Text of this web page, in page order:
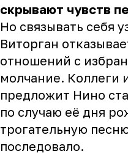
скрывают чувств
Но связывать себя
Виторган
отношений с
молчание. Коллеги
предложит Нино
по случаю её дня
трогательную
последовало.